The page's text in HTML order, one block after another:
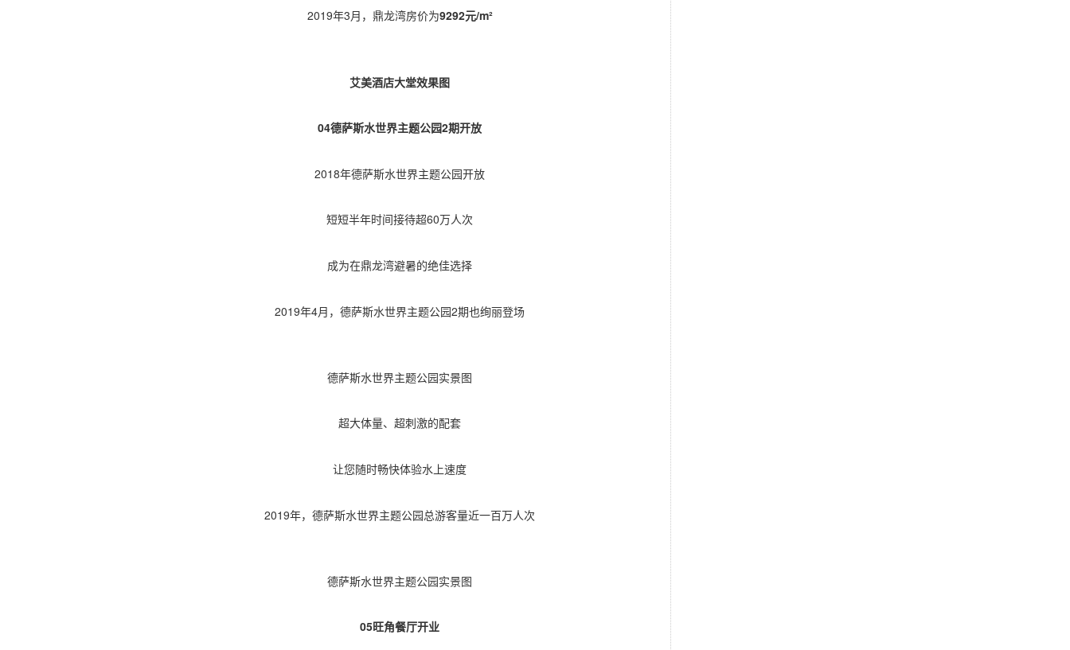
2019年3月，鼎龙湾房价为9292元/m²
艾美酒店大堂效果图
04德萨斯水世界主题公园2期开放
2018年德萨斯水世界主题公园开放
短短半年时间接待超60万人次
成为在鼎龙湾避暑的绝佳选择
2019年4月，德萨斯水世界主题公园2期也绚丽登场
德萨斯水世界主题公园实景图
超大体量、超刺激的配套
让您随时畅快体验水上速度
2019年，德萨斯水世界主题公园总游客量近一百万人次
德萨斯水世界主题公园实景图
05旺角餐厅开业